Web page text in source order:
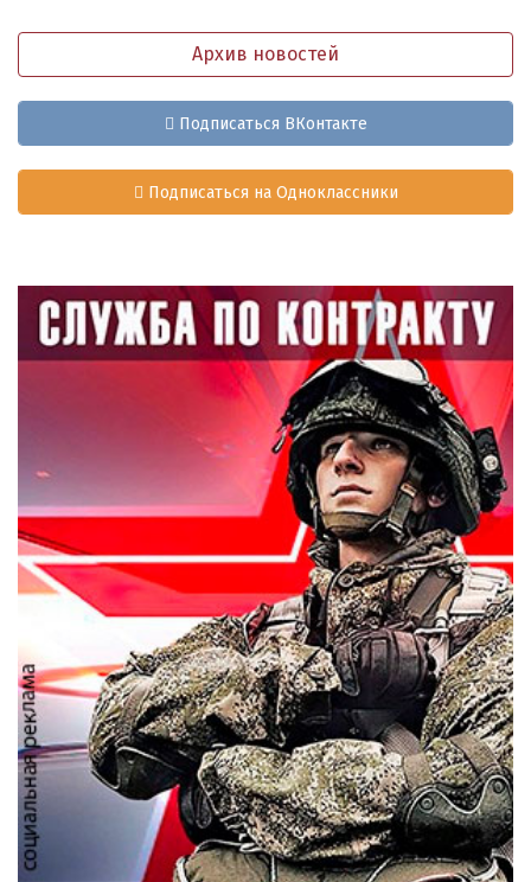
Архив новостей
Подписаться ВКонтакте
Подписаться на Одноклассники